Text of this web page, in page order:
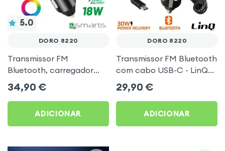
5.0
DORO 8220
Transmissor FM
Bluetooth, carregador
isqueiro USB / USB-C, Kit
mãos livres Multifunção -
4smarts
34,90 €
ADICIONAR
DORO 8220
Transmissor FM Bluetooth
com cabo USB-C - LinQ
para Doro 8220
29,90 €
ADICIONAR